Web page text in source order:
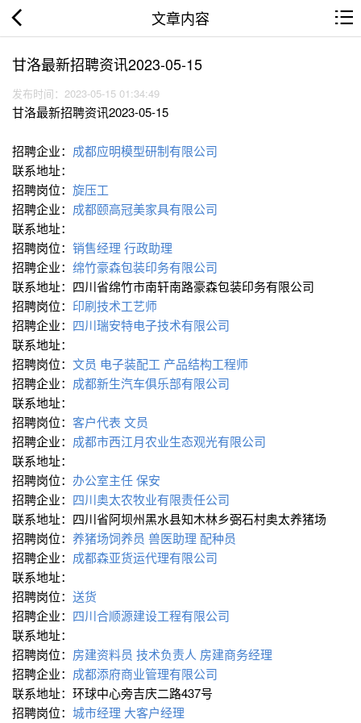
文章内容
甘洛最新招聘资讯2023-05-15
发布时间：2023-05-15 01:34:49
甘洛最新招聘资讯2023-05-15
招聘企业： 成都应明模型研制有限公司
联系地址：
招聘岗位： 旋压工
招聘企业： 成都颐高冠美家具有限公司
联系地址：
招聘岗位： 销售经理 行政助理
招聘企业： 绵竹豪森包装印务有限公司
联系地址：四川省绵竹市南轩南路豪森包装印务有限公司
招聘岗位： 印刷技术工艺师
招聘企业： 四川瑞安特电子技术有限公司
联系地址：
招聘岗位： 文员 电子装配工 产品结构工程师
招聘企业： 成都新生汽车俱乐部有限公司
联系地址：
招聘岗位： 客户代表 文员
招聘企业： 成都市西江月农业生态观光有限公司
联系地址：
招聘岗位： 办公室主任保安
招聘企业： 四川奥太农牧业有限责任公司
联系地址：四川省阿坝州黑水县知木林乡弼石村奥太养猪场
招聘岗位： 养猪场饲养员 兽医助理 配种员
招聘企业： 成都森亚货运代理有限公司
联系地址：
招聘岗位： 送货
招聘企业： 四川合顺源建设工程有限公司
联系地址：
招聘岗位： 房建资料员 技术负责人 房建商务经理
招聘企业： 成都添府商业管理有限公司
联系地址：环球中心旁吉庆二路437号
招聘岗位： 城市经理 大客户经理